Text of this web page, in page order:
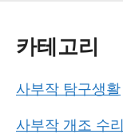
카테고리
사부작 탐구생활
사부작 개조 수리